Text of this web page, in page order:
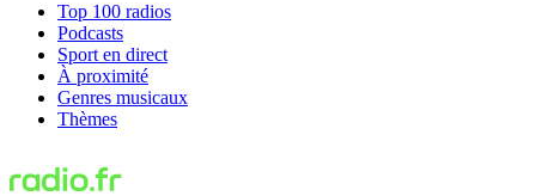
Top 100 radios
Podcasts
Sport en direct
À proximité
Genres musicaux
Thèmes